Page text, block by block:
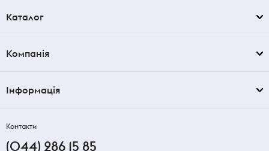
Каталог
Компанія
Інформація
Контакти
(044) 286 15 85